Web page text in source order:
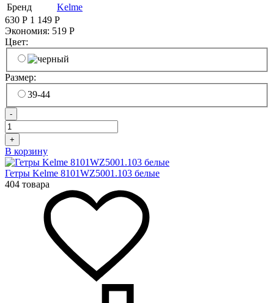
Бренд
Kelme
630 Р 1 149 Р
Экономия: 519 Р
Цвет:
Размер:
39-44
-
+
В корзину
Гетры Kelme 8101WZ5001.103 белые
404 товара